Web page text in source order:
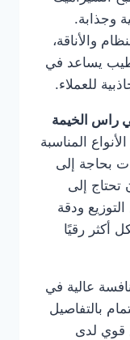
وجذابة.
والأناقة،
يساعد في
للعملاء.
راس الخيمة
المناسبة
بحاجة إلى
تحتاج إلى
ودقة
أكثر رقيًا
عالية في
بالتفاصيل
قوي لدى